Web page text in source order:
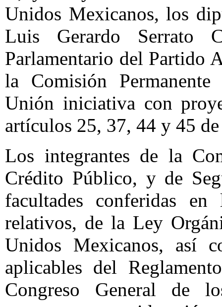
Unidos Mexicanos, los
Luis Gerardo Serrato
Parlamentario del Partido
la Comisión
Unión iniciativa con
artículos 25, 37, 44 y 45
Los integrantes de la
Crédito Público, y de
facultades conferidas
relativos, de la Ley
Unidos Mexicanos, así
aplicables del
Congreso General de